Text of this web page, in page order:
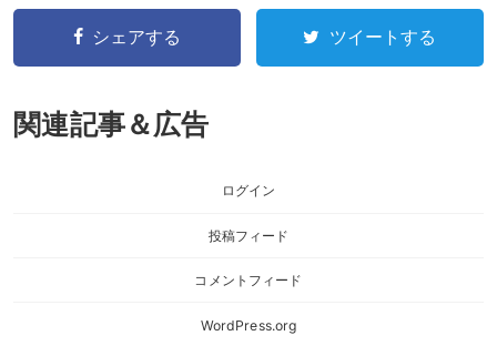
シェアする ツイートする
関連記事＆広告
ログイン
投稿フィード
コメントフィード
WordPress.org